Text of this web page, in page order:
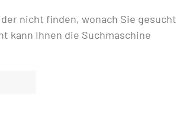
nicht finden, wonach Sie gesucht
kann Ihnen die Suchmaschine